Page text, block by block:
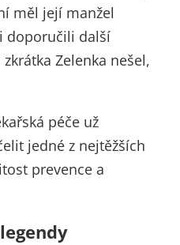
měl její manžel
doporučili další
Zelenka nešel,
péče už
jedné z nejtěžších
prevence a